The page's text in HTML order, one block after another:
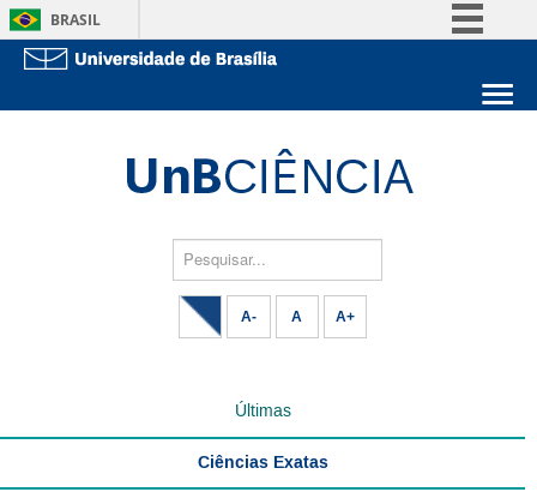
BRASIL
Acesso à informaçãoEstude na UnB
Pesquisar...
A- A A+
Últimas
Ciências Exatas